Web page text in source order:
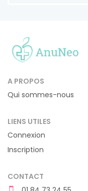
A PROPOS
Qui sommes-nous
LIENS UTILES
Connexion
Inscription
CONTACT